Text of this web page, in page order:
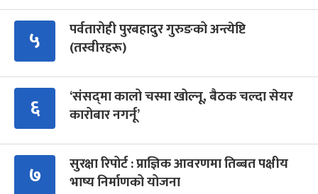
५
पर्वतारोही पुरबहादुर गुरुङको अन्त्येष्टि
(तस्वीरहरू)
६
‘संसद्‍मा कालो चस्मा खोल्नू, बैठक चल्दा सेयर
कारोबार नगर्नू’
७
सुरक्षा रिपोर्ट : प्राज्ञिक आवरणमा तिब्बत पक्षीय
भाष्य निर्माणको योजना